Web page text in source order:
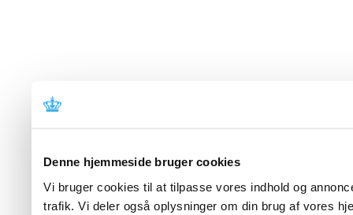
Denne hjemmeside bruger cookies
Vi bruger cookies til at tilpasse vores indhold og
trafik. Vi deler også oplysninger om din brug af vores